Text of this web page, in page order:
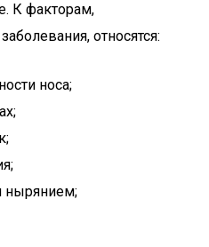
К факторам,
относятся:
носа;
нырянием;